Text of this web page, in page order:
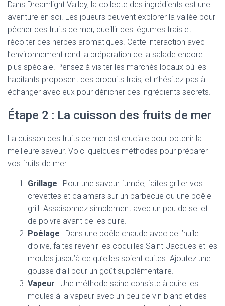
Dans Dreamlight Valley, la collecte des ingrédients est une
aventure en soi. Les joueurs peuvent explorer la vallée pour
pêcher des fruits de mer, cueillir des légumes frais et
récolter des herbes aromatiques. Cette interaction avec
l’environnement rend la préparation de la salade encore
plus spéciale. Pensez à visiter les marchés locaux où les
habitants proposent des produits frais, et n’hésitez pas à
échanger avec eux pour dénicher des ingrédients secrets.
Étape 2 : La cuisson des fruits de mer
La cuisson des fruits de mer est cruciale pour obtenir la
meilleure saveur. Voici quelques méthodes pour préparer
vos fruits de mer :
Grillage : Pour une saveur fumée, faites griller vos
crevettes et calamars sur un barbecue ou une poêle-
grill. Assaisonnez simplement avec un peu de sel et
de poivre avant de les cuire.
Poêlage : Dans une poêle chaude avec de l’huile
d’olive, faites revenir les coquilles Saint-Jacques et les
moules jusqu’à ce qu’elles soient cuites. Ajoutez une
gousse d’ail pour un goût supplémentaire.
Vapeur : Une méthode saine consiste à cuire les
moules à la vapeur avec un peu de vin blanc et des